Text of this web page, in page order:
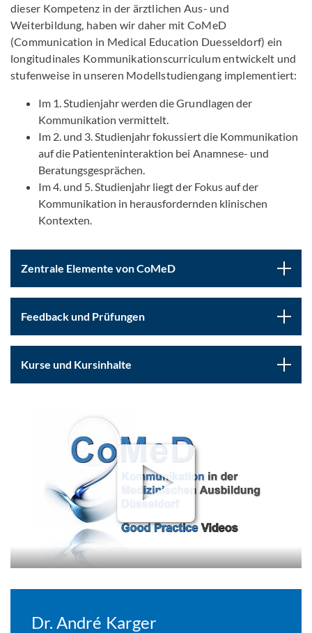
dieser Kompetenz in der ärztlichen Aus- und
Weiterbildung, haben wir daher mit CoMeD
(Communication in Medical Education Duesseldorf) ein
longitudinales Kommunikationscurriculum entwickelt und
stufenweise in unseren Modellstudiengang implementiert:
Im 1. Studienjahr werden die Grundlagen der
Kommunikation vermittelt.
Im 2. und 3. Studienjahr fokussiert die Kommunikation
auf die Patienteninteraktion bei Anamnese- und
Beratungsgesprächen.
Im 4. und 5. Studienjahr liegt der Fokus auf der
Kommunikation in herausfordernden klinischen
Kontexten.
Zentrale Elemente von CoMeD
Feedback und Prüfungen
Kurse und Kursinhalte
Dr. André Karger